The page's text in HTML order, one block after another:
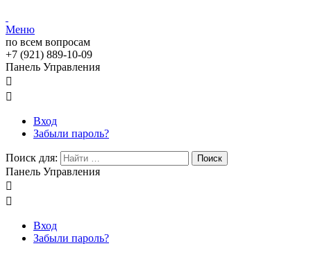
Меню
по всем вопросам
+7 (921) 889-10-09
Панель Управления


Вход
Забыли пароль?
Поиск для: Поиск
Панель Управления


Вход
Забыли пароль?